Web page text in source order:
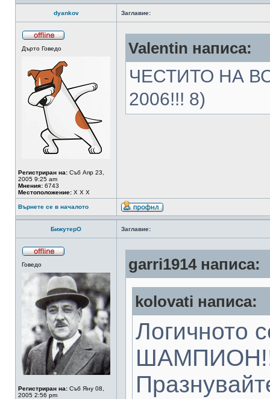
dyankov Заглавие:
Дърто Говедо
Регистриран на: Съб Апр 23,
2005 9:25 am
Мнения: 6743
Местоположение: Х Х Х
Valentin написа:
ЧЕСТИТО НА
2006!!! 8)
Върнете се в началото
БижутерО Заглавие:
Говедо
Регистриран на: Съб Яну 08,
2005 2:56 pm
garri1914 написа:
kolovati написа:
Логичното